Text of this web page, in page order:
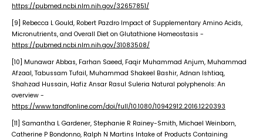
https://pubmed.ncbi.nlm.nih.gov/32657851/
[9] Rebecca L Gould, Robert Pazdro Impact of Supplementary Amino Acids,
Micronutrients, and Overall Diet on Glutathione Homeostasis -
https://pubmed.ncbi.nlm.nih.gov/31083508/
[10] Munawar Abbas, Farhan Saeed, Faqir Muhammad Anjum, Muhammad
Afzaal, Tabussam Tufail, Muhammad Shakeel Bashir, Adnan Ishtiaq,
Shahzad Hussain, Hafiz Ansar Rasul Suleria Natural polyphenols: An
overview -
https://www.tandfonline.com/doi/full/10.1080/10942912.2016.1220393
[11] Samantha L Gardener, Stephanie R Rainey-Smith, Michael Weinborn,
Catherine P Bondonno, Ralph N Martins Intake of Products Containing